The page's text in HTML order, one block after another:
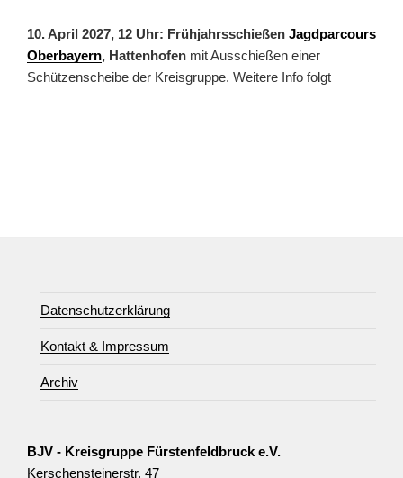
10. April 2027, 12 Uhr: Frühjahrsschießen Jagdparcours
Oberbayern, Hattenhofen mit Ausschießen einer
Schützenscheibe der Kreisgruppe. Weitere Info folgt
Datenschutzerklärung
Kontakt & Impressum
Archiv
BJV - Kreisgruppe Fürstenfeldbruck e.V.
Kerschensteinerstr. 47